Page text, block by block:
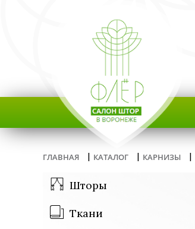
ГЛАВНАЯ | КАТАЛОГ | КАРНИЗЫ |
Шторы
Ткани